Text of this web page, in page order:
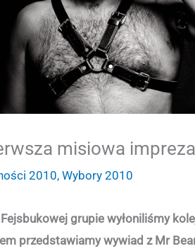
misiowa impreza
2010, Wybory 2010
grupie wyłoniliśmy
przedstawiamy wywiad z Mr